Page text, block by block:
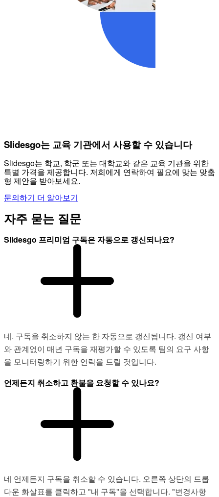
Slidesgo는 교육 기관에서 사용할 수 있습니다
Slidesgo는 학교, 학군 또는 대학교와 같은 교육 기관을 위한
특별 가격을 제공합니다. 저희에게 연락하여 필요에 맞는 맞춤
형 제안을 받아보세요.
문의하기 더 알아보기
자주 묻는 질문
Slidesgo 프리미엄 구독은 자동으로 갱신되나요?
네. 구독을 취소하지 않는 한 자동으로 갱신됩니다. 갱신 여부
와 관계없이 매년 구독을 재평가할 수 있도록 팀의 요구 사항
을 모니터링하기 위한 연락을 드릴 것입니다.
언제든지 취소하고 환불을 요청할 수 있나요?
네 언제든지 구독을 취소할 수 있습니다. 오른쪽 상단의 드롭
다운 화살표를 클릭하고 "내 구독"을 선택합니다. "변경사항